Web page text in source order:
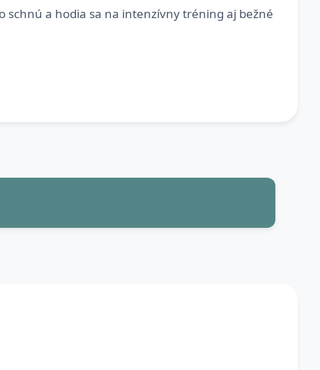
schnú a hodia sa na intenzívny tréning aj bežné